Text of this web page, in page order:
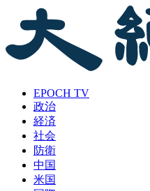
EPOCH TV
政治
経済
社会
防衛
中国
米国